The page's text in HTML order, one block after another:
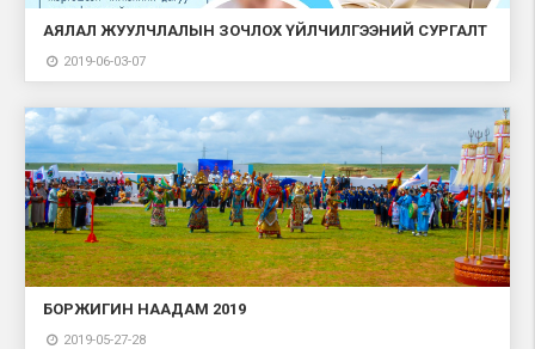
АЯЛАЛ ЖУУЛЧЛАЛЫН ЗОЧЛОХ ҮЙЛЧИЛГЭЭНИЙ СУРГАЛТ
2019-06-03-07
БОРЖИГИН НААДАМ 2019
2019-05-27-28